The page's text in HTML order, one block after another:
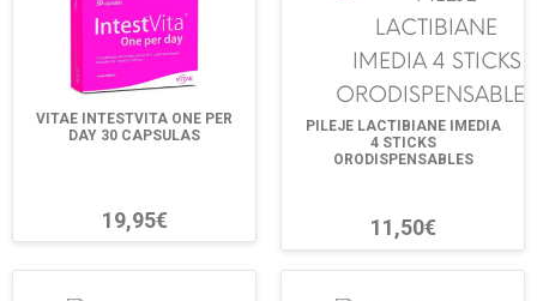
VITAE INTESTVITA ONE PER
DAY 30 CAPSULAS
19,95€
PILEJE LACTIBIANE IMEDIA
4 STICKS
ORODISPENSABLES
11,50€